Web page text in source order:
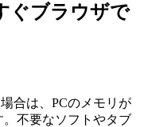
ぐブラウザで
合は、PCのメモリが
不要なソフトやタブ